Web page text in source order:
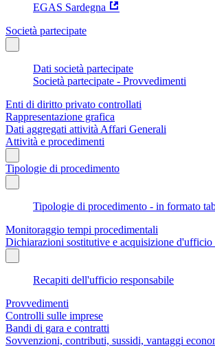
EGAS Sardegna
Società partecipate
Dati società partecipate
Società partecipate - Provvedimenti
Enti di diritto privato controllati
Rappresentazione grafica
Dati aggregati attività Affari Generali
Attività e procedimenti
Tipologie di procedimento
Tipologie di procedimento - in formato
Monitoraggio tempi procedimentali
Dichiarazioni sostitutive e acquisizione d'ufficio
Recapiti dell'ufficio responsabile
Provvedimenti
Controlli sulle imprese
Bandi di gara e contratti
Sovvenzioni, contributi, sussidi, vantaggi